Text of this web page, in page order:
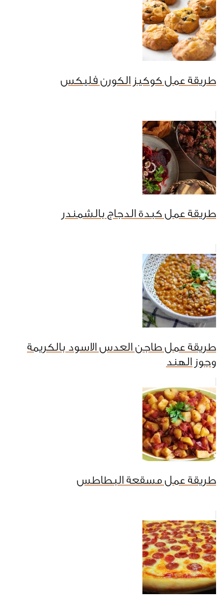
طريقة عمل كوكيز الكورن فليكس
طريقة عمل كبدة الدجاج بالشمندر
طريقة عمل طاجن العدس الاسود بالكريمة
وجوز الهند
طريقة عمل مسقعة البطاطس